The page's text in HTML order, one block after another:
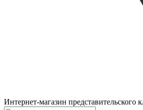
Интернет-магазин представительского